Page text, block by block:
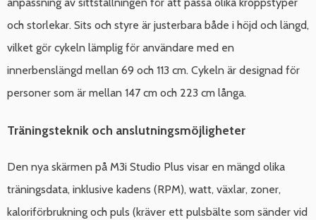
och storlekar. Sits och styre är justerbara både i höjd och längd,
vilket gör cykeln lämplig för användare med en
innerbenslängd mellan 69 och 113 cm. Cykeln är designad för
personer som är mellan 147 cm och 223 cm långa.
Träningsteknik och anslutningsmöjligheter
Den nya skärmen på M3i Studio Plus visar en mängd olika
träningsdata, inklusive kadens (RPM), watt, växlar, zoner,
kaloriförbrukning och puls (kräver ett pulsbälte som sänder vid